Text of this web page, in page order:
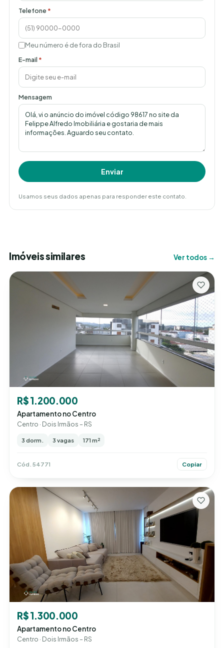
Telefone*
Meu número é de fora do Brasil
E-mail*
Mensagem
Enviar
Usamos seus dados apenas para responder este contato.
Imóveis similares Ver todos →
R$ 1.200.000
Apartamento no Centro
Centro · Dois Irmãos – RS
3 dorm. 3 vagas 171 m²
Cód. 54771 Copiar
R$ 1.300.000
Apartamento no Centro
Centro · Dois Irmãos – RS